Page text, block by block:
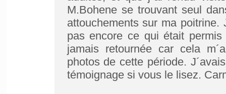
M.Bohene se trouvant seul
attouchements sur ma
pas encore ce qui était
jamais retournée car cela
photos de cette période.
témoignage si vous le lisez.